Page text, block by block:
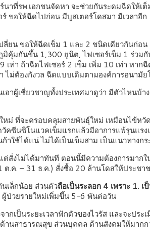
ที่รพ.เอกชนจัดหา จะช่วยกันระดมฉีดให้เ
อให้ฉีดไปก่อน มีบูสเตอร์โดสมา มีเวลาอี
ยน ขอให้ฉีดเข็ม 1 และ 2 ชนิดเดียวกันก่อ
มกันขึ้น 1,300 ยูนิต, ไฟเซอร์เข็ม 1 ร่วมกั
ท่า ถ้าฉีดไฟเซอร์ 2 เข็ม เพิ่ม 10 เท่า หาก
ำ ไม่ต้องกังวล ฉีดแบบเดิมตามองค์การอ
อาผู้เชี่ยวชาญทั้งประเทศมาดูว่า มีตัวไหน
หม่ ที่จะครอบคลุมสายพันธุ์ใหม่ เหมือนไข้
ซีนซิโนแวคเข็มแรกแล้วมีอาการแพ้รุนแร
นก้าใช้ได้แน่ ไม่ได้เป็นเข็มสาม เป็นแนวท
งไม่ได้มาทันที ตอนนี้มีความต้องการมากใ
.ค. – 31 ธ.ค.) สั่งซื้อ 20 ล้านโดสให้ประชา
เล็กน้อย ส่วนตัวถือเป็นระลอก 4 เพราะ 1.
ป่วยรายใหม่เพิ่มขึ้น 5-6 พันต่อวัน
ป็นระยะเวลาฟักตัวของไวรัส และจะประ
นสาธารณสุข ส่วนบุคคล ด้านสังคมให้มากก